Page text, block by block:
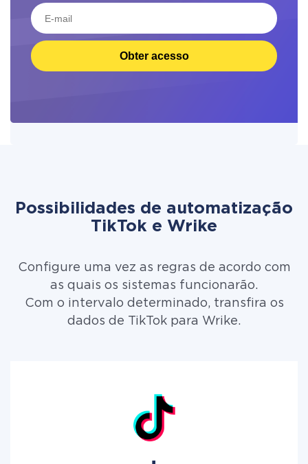
Obter acesso
Possibilidades de automatização
TikTok e Wrike
Configure uma vez as regras de acordo com
as quais os sistemas funcionarão.
Com o intervalo determinado, transfira os
dados de TikTok para Wrike.